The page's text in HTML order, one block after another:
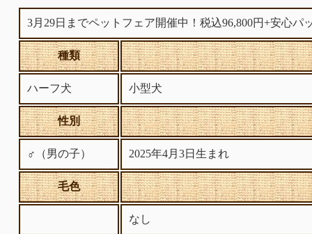
3月29日までペットフェア開催中！税込96,800円+安心パ
種類
ハーフ犬 小型犬
性別
♂（男の子） 2025年4月3日生まれ
毛色
なし